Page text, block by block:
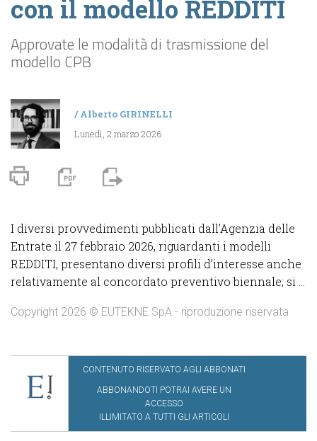
con il modello REDDITI
Approvate le modalità di trasmissione del
modello CPB
/Alberto GIRINELLI
Lunedì, 2 marzo 2026
I diversi provvedimenti pubblicati dall’Agenzia delle
Entrate il 27 febbraio 2026, riguardanti i modelli
REDDITI, presentano diversi profili d’interesse anche
relativamente al concordato preventivo biennale; si ...
Copyright 2026 © EUTEKNE SpA - riproduzione riservata
CONTENUTO RISERVATO AGLI ABBONATI
ABBONANDOTI POTRAI AVERE UN
ACCESSO
ILLIMITATO A TUTTI GLI ARTICOLI